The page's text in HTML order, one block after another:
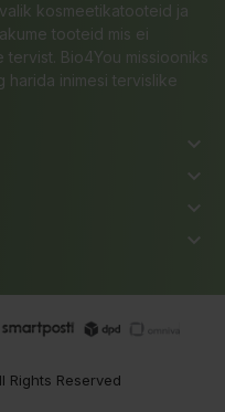
kosmeetikatooteid ja
tooteid mis ei
Bio4You missiooniks
inimesi tervislike
keyboard_arrow_down
keyboard_arrow_down
keyboard_arrow_down
keyboard_arrow_down
Rights Reserved